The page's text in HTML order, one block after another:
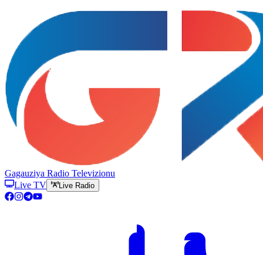
Gagauziya Radio Televizionu
Live TV
Live Radio